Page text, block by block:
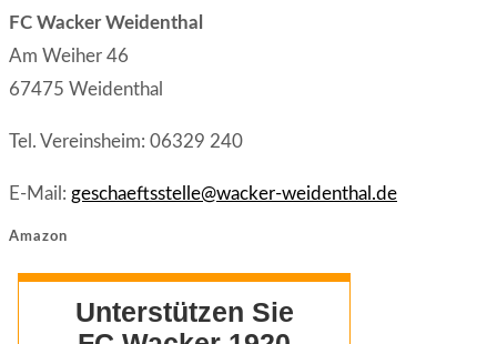
FC Wacker Weidenthal
Am Weiher 46
67475 Weidenthal
Tel. Vereinsheim: 06329 240
E-Mail: geschaeftsstelle@wacker-weidenthal.de
Amazon